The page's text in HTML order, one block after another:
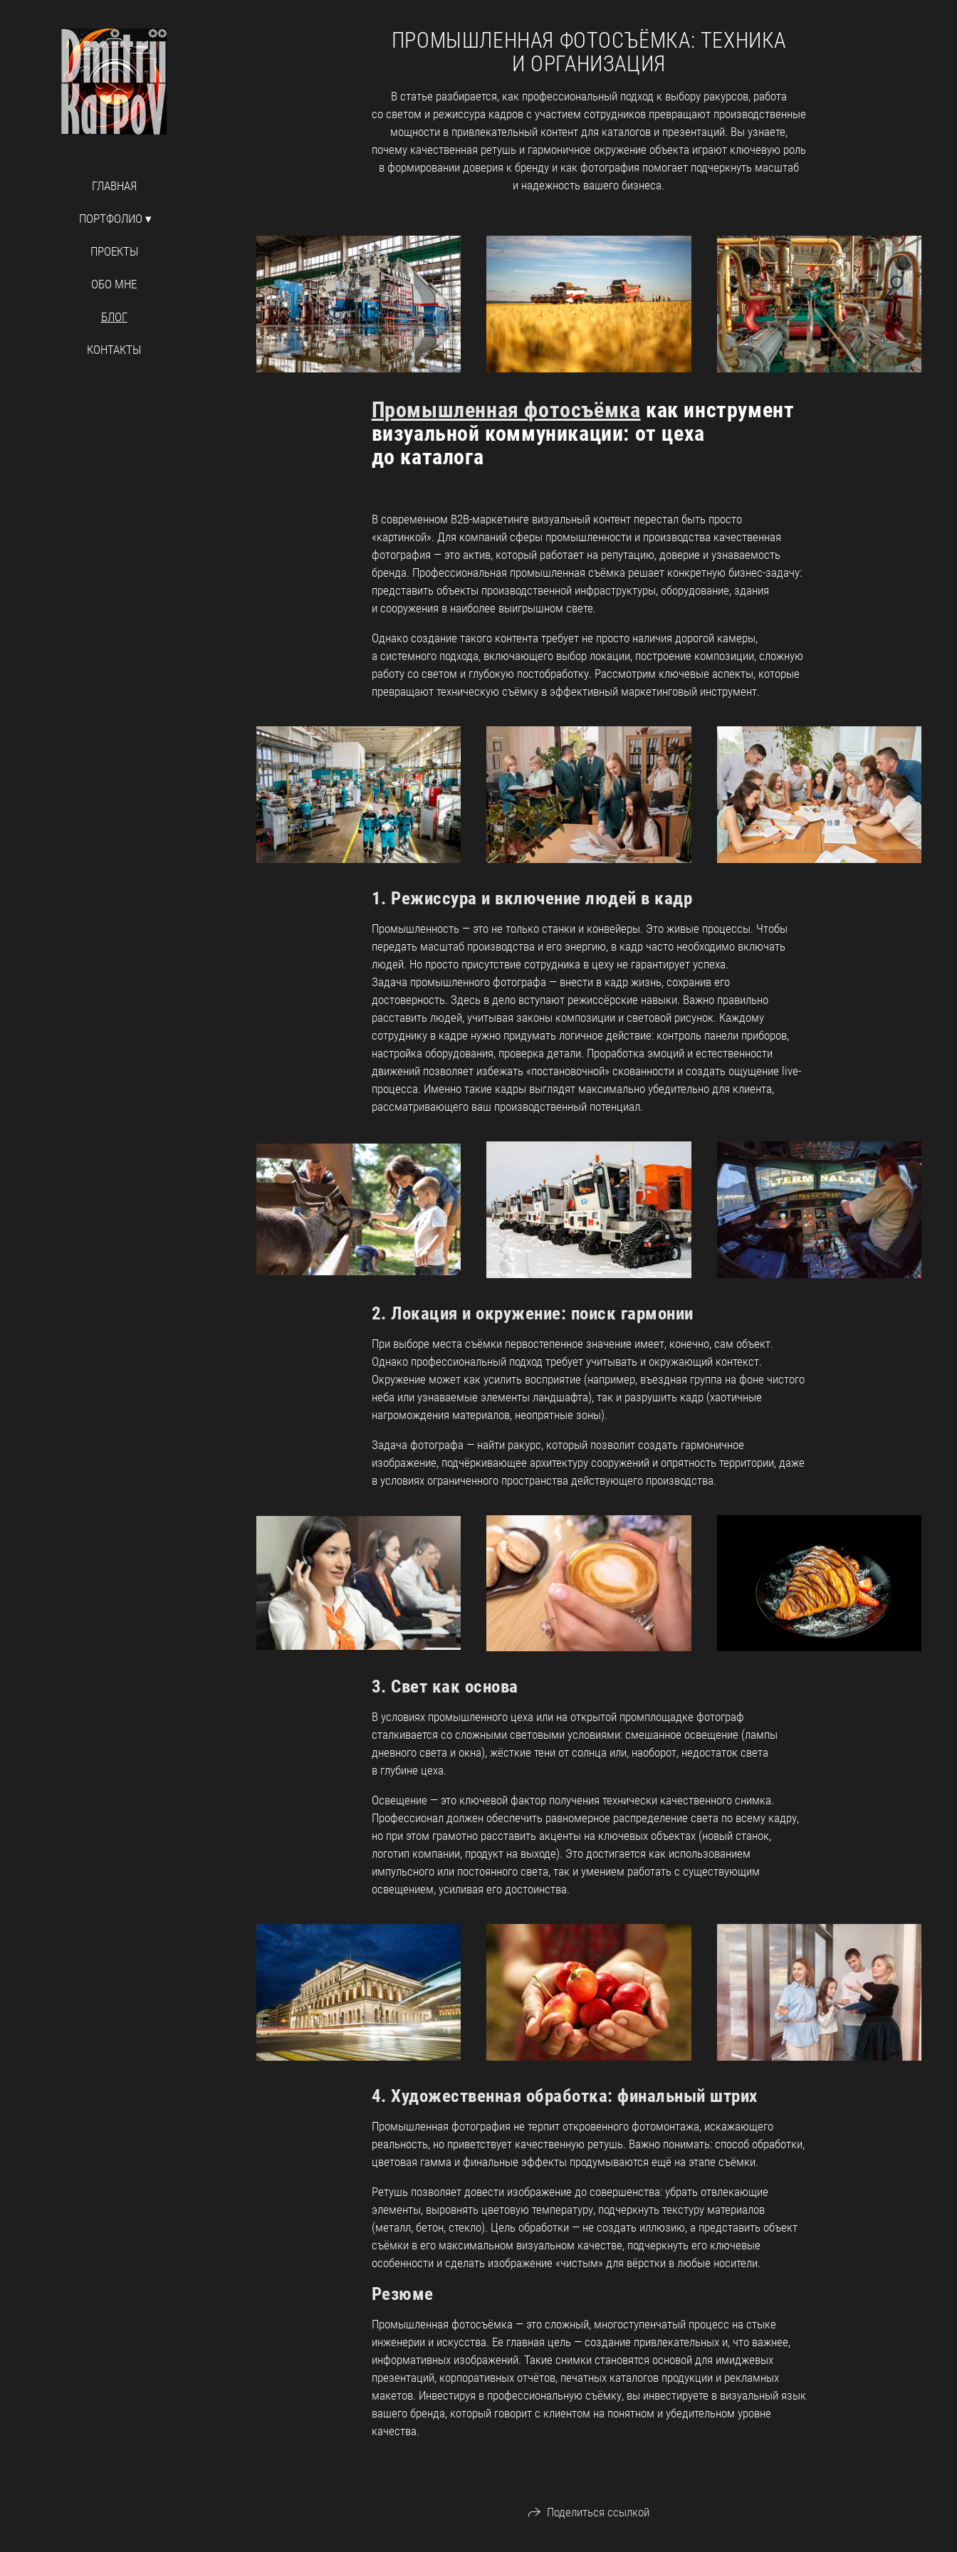
ГЛАВНАЯ
ПОРТФОЛИО
ПРОЕКТЫ
ОБО МНЕ
БЛОГ
КОНТАКТЫ
ПРОМЫШЛЕННАЯ ФОТОСЪЁМКА: ТЕХНИКА
И ОРГАНИЗАЦИЯ
В статье разбирается, как профессиональный подход к выбору ракурсов, работа
со светом и режиссура кадров с участием сотрудников превращают производственные
мощности в привлекательный контент для каталогов и презентаций. Вы узнаете,
почему качественная ретушь и гармоничное окружение объекта играют ключевую роль
в формировании доверия к бренду и как фотография помогает подчеркнуть масштаб
и надежность вашего бизнеса.
Промышленная фотосъёмка как инструмент
визуальной коммуникации: от цеха
до каталога
В современном B2B-маркетинге визуальный контент перестал быть просто
«картинкой». Для компаний сферы промышленности и производства качественная
фотография — это актив, который работает на репутацию, доверие и узнаваемость
бренда. Профессиональная промышленная съёмка решает конкретную бизнес-задачу:
представить объекты производственной инфраструктуры, оборудование, здания
и сооружения в наиболее выигрышном свете.
Однако создание такого контента требует не просто наличия дорогой камеры,
а системного подхода, включающего выбор локации, построение композиции, сложную
работу со светом и глубокую постобработку. Рассмотрим ключевые аспекты, которые
превращают техническую съёмку в эффективный маркетинговый инструмент.
1. Режиссура и включение людей в кадр
Промышленность — это не только станки и конвейеры. Это живые процессы. Чтобы
передать масштаб производства и его энергию, в кадр часто необходимо включать
людей. Но просто присутствие сотрудника в цеху не гарантирует успеха.
Задача промышленного фотографа — внести в кадр жизнь, сохранив его
достоверность. Здесь в дело вступают режиссёрские навыки. Важно правильно
расставить людей, учитывая законы композиции и световой рисунок. Каждому
сотруднику в кадре нужно придумать логичное действие: контроль панели приборов,
настройка оборудования, проверка детали. Проработка эмоций и естественности
движений позволяет избежать «постановочной» скованности и создать ощущение live-
процесса. Именно такие кадры выглядят максимально убедительно для клиента,
рассматривающего ваш производственный потенциал.
2. Локация и окружение: поиск гармонии
При выборе места съёмки первостепенное значение имеет, конечно, сам объект.
Однако профессиональный подход требует учитывать и окружающий контекст.
Окружение может как усилить восприятие (например, въездная группа на фоне чистого
неба или узнаваемые элементы ландшафта), так и разрушить кадр (хаотичные
нагромождения материалов, неопрятные зоны).
Задача фотографа — найти ракурс, который позволит создать гармоничное
изображение, подчёркивающее архитектуру сооружений и опрятность территории, даже
в условиях ограниченного пространства действующего производства.
3. Свет как основа
В условиях промышленного цеха или на открытой промплощадке фотограф
сталкивается со сложными световыми условиями: смешанное освещение (лампы
дневного света и окна), жёсткие тени от солнца или, наоборот, недостаток света
в глубине цеха.
Освещение — это ключевой фактор получения технически качественного снимка.
Профессионал должен обеспечить равномерное распределение света по всему кадру,
но при этом грамотно расставить акценты на ключевых объектах (новый станок,
логотип компании, продукт на выходе). Это достигается как использованием
импульсного или постоянного света, так и умением работать с существующим
освещением, усиливая его достоинства.
4. Художественная обработка: финальный штрих
Промышленная фотография не терпит откровенного фотомонтажа, искажающего
реальность, но приветствует качественную ретушь. Важно понимать: способ обработки,
цветовая гамма и финальные эффекты продумываются ещё на этапе съёмки.
Ретушь позволяет довести изображение до совершенства: убрать отвлекающие
элементы, выровнять цветовую температуру, подчеркнуть текстуру материалов
(металл, бетон, стекло). Цель обработки — не создать иллюзию, а представить объект
съёмки в его максимальном визуальном качестве, подчеркнуть его ключевые
особенности и сделать изображение «чистым» для вёрстки в любые носители.
Резюме
Промышленная фотосъёмка — это сложный, многоступенчатый процесс на стыке
инженерии и искусства. Ее главная цель — создание привлекательных и, что важнее,
информативных изображений. Такие снимки становятся основой для имиджевых
презентаций, корпоративных отчётов, печатных каталогов продукции и рекламных
макетов. Инвестируя в профессиональную съёмку, вы инвестируете в визуальный язык
вашего бренда, который говорит с клиентом на понятном и убедительном уровне
качества.
Поделиться ссылкой